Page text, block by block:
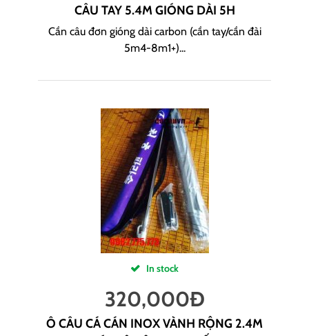
CÂU TAY 5.4M GIÓNG DÀI 5H
Cần câu đơn gióng dài carbon (cần tay/cần đài
5m4-8m1+)...
In stock
320,000Đ
Ô CÂU CÁ CÁN INOX VÀNH RỘNG 2.4M